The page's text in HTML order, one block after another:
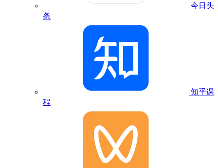
今日头
条
知乎课
程